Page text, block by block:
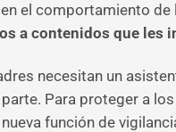
el comportamiento de
a contenidos que les
necesitan un
Para proteger a
función de